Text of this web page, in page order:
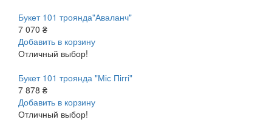
Букет 101 троянда"Аваланч"
7 070 ₴
Добавить в корзину
Отличный выбор!
Букет 101 троянда "Міс Піггі"
7 878 ₴
Добавить в корзину
Отличный выбор!